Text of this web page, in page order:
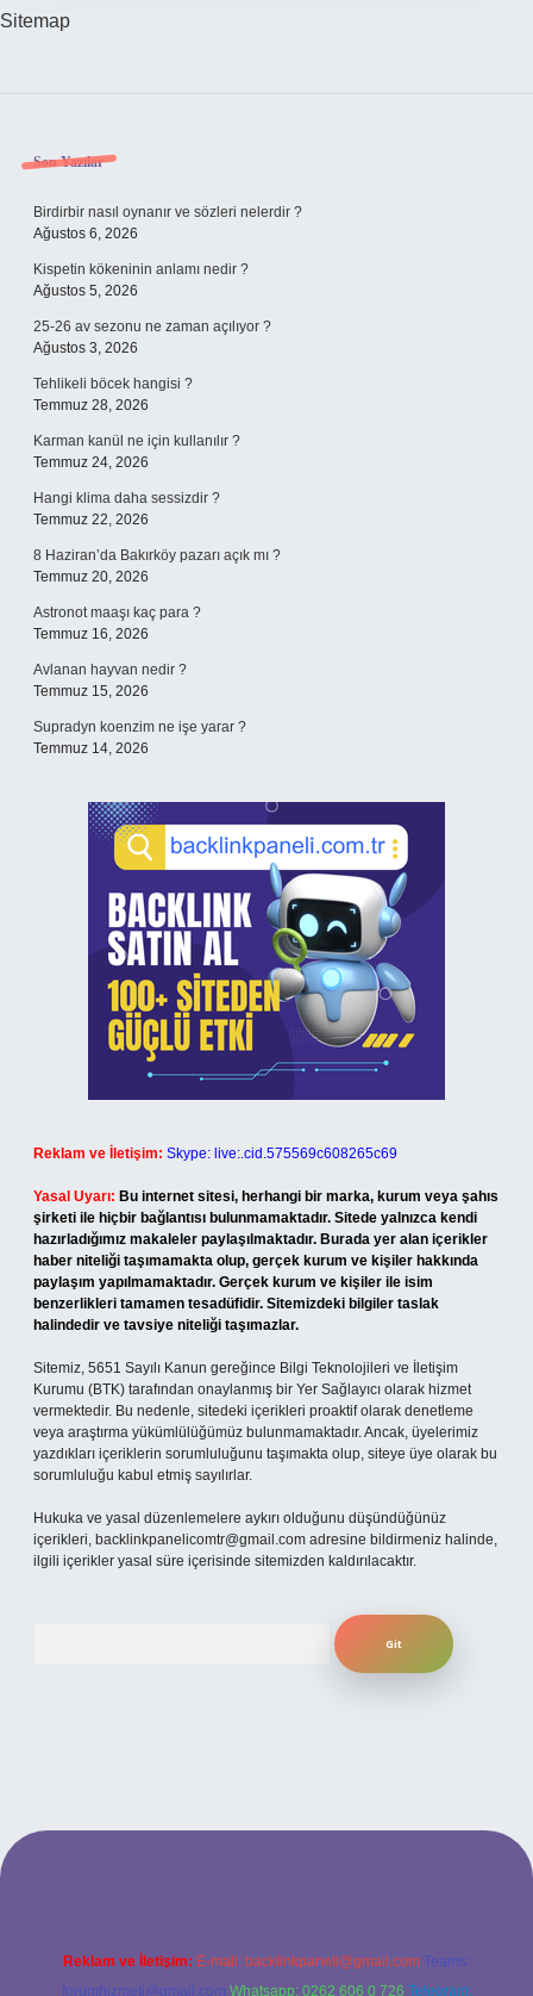
Sitemap
Sidebar
Son Yazılar
Birdirbir nasıl oynanır ve sözleri nelerdir ?
Ağustos 6, 2026
Kispetin kökeninin anlamı nedir ?
Ağustos 5, 2026
25-26 av sezonu ne zaman açılıyor ?
Ağustos 3, 2026
Tehlikeli böcek hangisi ?
Temmuz 28, 2026
Karman kanül ne için kullanılır ?
Temmuz 24, 2026
Hangi klima daha sessizdir ?
Temmuz 22, 2026
8 Haziran’da Bakırköy pazarı açık mı ?
Temmuz 20, 2026
Astronot maaşı kaç para ?
Temmuz 16, 2026
Avlanan hayvan nedir ?
Temmuz 15, 2026
Supradyn koenzim ne işe yarar ?
Temmuz 14, 2026
Reklam ve İletişim: Skype: live:.cid.575569c608265c69
Yasal Uyarı: Bu internet sitesi, herhangi bir marka, kurum veya şahıs
şirketi ile hiçbir bağlantısı bulunmamaktadır. Sitede yalnızca kendi
hazırladığımız makaleler paylaşılmaktadır. Burada yer alan içerikler
haber niteliği taşımamakta olup, gerçek kurum ve kişiler hakkında
paylaşım yapılmamaktadır. Gerçek kurum ve kişiler ile isim
benzerlikleri tamamen tesadüfidir. Sitemizdeki bilgiler taslak
halindedir ve tavsiye niteliği taşımazlar.
Sitemiz, 5651 Sayılı Kanun gereğince Bilgi Teknolojileri ve İletişim
Kurumu (BTK) tarafından onaylanmış bir Yer Sağlayıcı olarak hizmet
vermektedir. Bu nedenle, sitedeki içerikleri proaktif olarak denetleme
veya araştırma yükümlülüğümüz bulunmamaktadır. Ancak, üyelerimiz
yazdıkları içeriklerin sorumluluğunu taşımakta olup, siteye üye olarak bu
sorumluluğu kabul etmiş sayılırlar.
Hukuka ve yasal düzenlemelere aykırı olduğunu düşündüğünüz
içerikleri, backlinkpanelicomtr@gmail.com adresine bildirmeniz halinde,
ilgili içerikler yasal süre içerisinde sitemizden kaldırılacaktır.
Reklam ve İletişim: E-mail: backlinkpaneli@gmail.com Teams:
forumhizmeti@gmail.com Whatsapp: 0262 606 0 726 Telegram: